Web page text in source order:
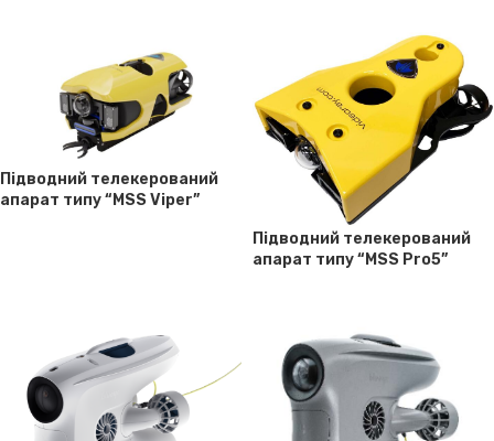
Підводний телекерований
апарат типу “MSS Viper”
Підводний телекерований
апарат типу “MSS Pro5”